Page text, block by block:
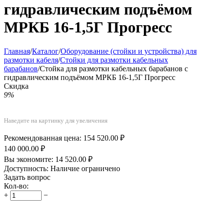
гидравлическим подъёмом
МРКБ 16-1,5Г Прогресс
Главная/Каталог/Оборудование (стойки и устройства) для
размотки кабеля/Стойки для размотки кабельных
барабанов/Стойка для размотки кабельных барабанов с
гидравлическим подъёмом МРКБ 16-1,5Г Прогресс
Скидка
9%
Наведите на картинку для увеличения
Рекомендованная цена: 154 520.00 ₽
140 000.00 ₽
Вы экономите: 14 520.00 ₽
Доступность: Наличие ограничено
Задать вопрос
Кол-во:
+
−